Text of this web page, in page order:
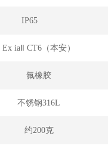
IP65
Ex iaⅡ CT6（本安）
氟橡胶
不锈钢316L
约200克